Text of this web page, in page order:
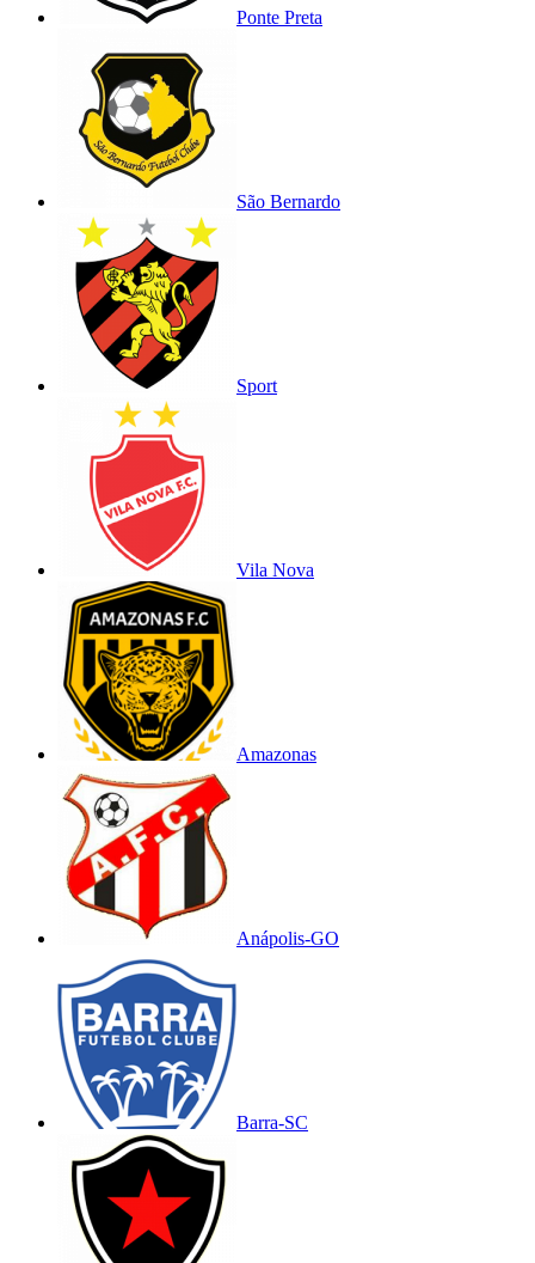
Ponte Preta
São Bernardo
Sport
Vila Nova
Amazonas
Anápolis-GO
Barra-SC